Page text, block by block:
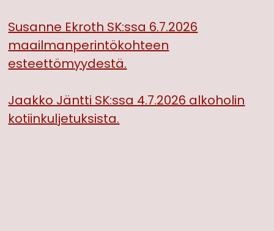
Susanne Ekroth SK:ssa 6.7.2026
maailmanperintökohteen
esteettömyydestä.
Jaakko Jäntti SK:ssa 4.7.2026 alkoholin
kotiinkuljetuksista.